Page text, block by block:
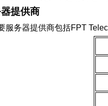
提供商
服务器提供商包括FPT